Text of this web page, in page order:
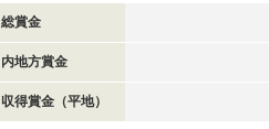
総賞金
内地方賞金
収得賞金（平地）